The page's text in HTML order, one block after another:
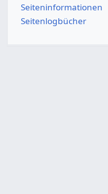
Seiten­­informationen
Seitenlogbücher